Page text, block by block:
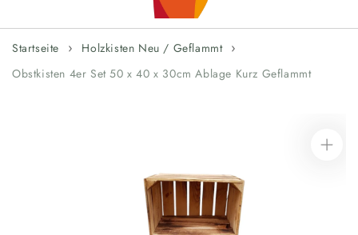
Startseite
Holzkisten Neu / Geflammt
Obstkisten 4er Set 50 x 40 x 30cm Ablage Kurz Geflammt